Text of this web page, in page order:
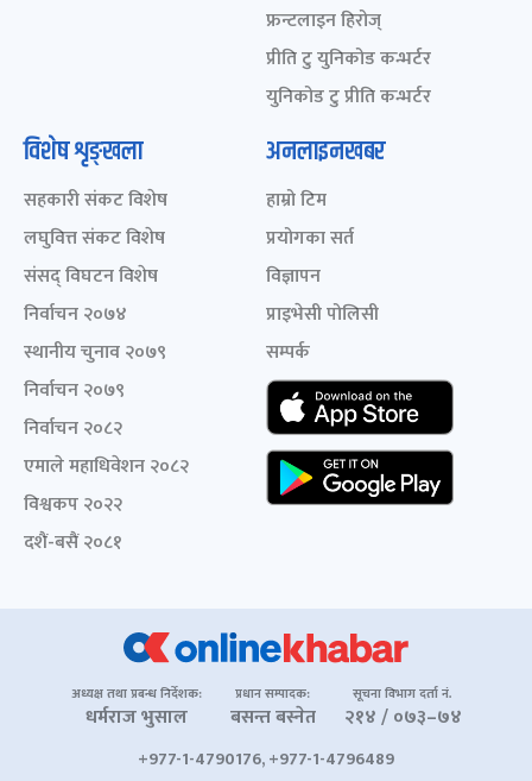
फ्रन्टलाइन हिरोज्
प्रीति टु युनिकोड कन्भर्टर
युनिकोड टु प्रीति कन्भर्टर
विशेष शृङ्खला
सहकारी संकट विशेष
लघुवित्त संकट विशेष
संसद् विघटन विशेष
निर्वाचन २०७४
स्थानीय चुनाव २०७९
निर्वाचन २०७९
निर्वाचन २०८२
एमाले महाधिवेशन २०८२
विश्वकप २०२२
दशैं-बसैं २०८१
अनलाइनखबर
हाम्रो टिम
प्रयोगका सर्त
विज्ञापन
प्राइभेसी पोलिसी
सम्पर्क
अध्यक्ष तथा प्रबन्ध निर्देशक:
धर्मराज भुसाल
प्रधान सम्पादक:
बसन्त बस्नेत
सूचना विभाग दर्ता नं.
२१४ / ०७३–७४
+977-1-4790176, +977-1-4796489